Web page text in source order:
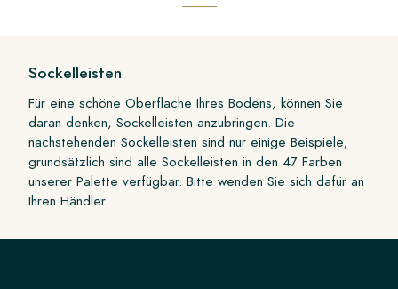
Sockelleisten
Für eine schöne Oberfläche Ihres Bodens, können Sie
daran denken, Sockelleisten anzubringen. Die
nachstehenden Sockelleisten sind nur einige Beispiele;
grundsätzlich sind alle Sockelleisten in den 47 Farben
unserer Palette verfügbar. Bitte wenden Sie sich dafür an
Ihren Händler.